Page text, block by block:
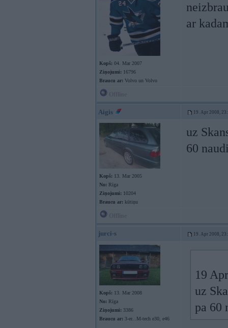
Kopš: 04. Mar 2007
Ziņojumi: 16796
Braucu ar: Volvo un Volvo
ar
Aigis 19. Apr 2008,
Kopš: 13. Mar 2005
No: Rīga
Ziņojumi: 10204
Braucu ar: kūtiņu
uz
60
jurci-s 19. Apr 2008,
Kopš: 13. Mar 2008
No: Rīga
Ziņojumi: 3386
Braucu ar: 3-er...M-tech e30, e46
19
uz
pa 60